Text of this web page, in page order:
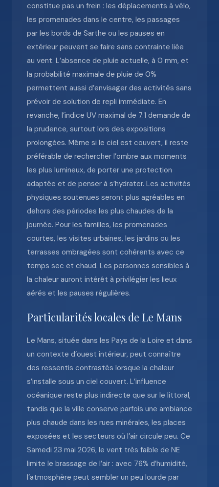
constitue pas un frein : les déplacements à vélo,
les promenades dans le centre, les passages
par les bords de Sarthe ou les pauses en
extérieur peuvent se faire sans contrainte liée
au vent. L’absence de pluie actuelle, à 0 mm, et
la probabilité maximale de pluie de 0%
permettent aussi d’envisager des activités sans
prévoir de solution de repli immédiate. En
revanche, l’indice UV maximal de 7.1 demande de
la prudence, surtout lors des expositions
prolongées. Même si le ciel est couvert, il reste
préférable de rechercher l’ombre aux moments
les plus lumineux, de porter une protection
adaptée et de penser à s’hydrater. Les activités
physiques soutenues seront plus agréables en
dehors des périodes les plus chaudes de la
journée. Pour les familles, les promenades
courtes, les visites urbaines, les jardins ou les
terrasses ombragées sont cohérents avec ce
temps sec et chaud. Les personnes sensibles à
la chaleur auront intérêt à privilégier les lieux
aérés et les pauses régulières.
Particularités locales de Le Mans
Le Mans, située dans les Pays de la Loire et dans
un contexte d’ouest intérieur, peut connaître
des ressentis contrastés lorsque la chaleur
s’installe sous un ciel couvert. L’influence
océanique reste plus indirecte que sur le littoral,
tandis que la ville conserve parfois une ambiance
plus chaude dans les rues minérales, les places
exposées et les secteurs où l’air circule peu. Ce
Samedi 23 mai 2026, le vent très faible de NE
limite le brassage de l’air : avec 76% d’humidité,
l’atmosphère peut sembler un peu lourde par